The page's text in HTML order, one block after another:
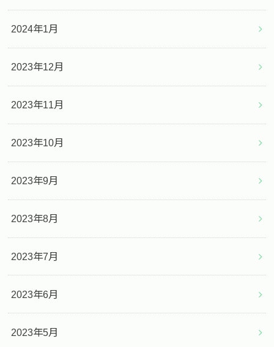
2024年1月
2023年12月
2023年11月
2023年10月
2023年9月
2023年8月
2023年7月
2023年6月
2023年5月